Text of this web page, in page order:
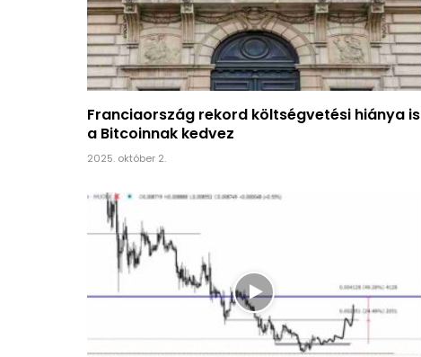
Franciaország rekord költségvetési hiánya is
a Bitcoinnak kedvez
2025. október 2.